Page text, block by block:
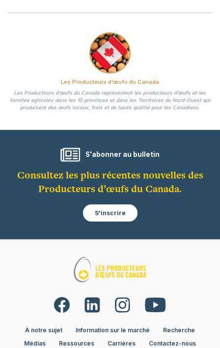
Les Producteurs d’œufs du Canada
Les Producteurs d’œufs du Canada représentent les producteurs d’œufs et les
familles agricoles dans les 10 provinces et dans les Territoires du Nord-Ouest qui
produisent des œufs locaux, frais et de haute qualité pour les Canadiens.
S'abonner au bulletin
Consultez les plus récentes nouvelles des
Producteurs d’œufs du Canada.
S'inscrire
À notre sujet Information sur le marché
Recherche
Médias
Ressources Carrières Contactez-nous